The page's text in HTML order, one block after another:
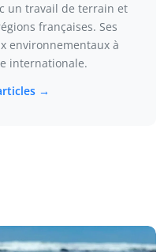
un travail de terrain et
françaises. Ses
environnementaux à
internationale.
→